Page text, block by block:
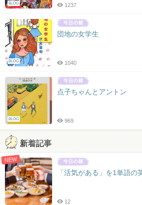
BLOG 1237
BLOG
団地の女学生
1040
BLOG
点子ちゃんとアントン
969
新着記事
NEW
「活気がある」を1単語の
12